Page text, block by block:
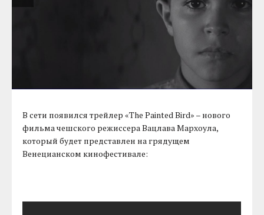
В сети появился трейлер «The Painted Bird» – нового
фильма чешского режиссера Вацлава Мархоула,
который будет представлен на грядущем
Венецианском кинофестивале: